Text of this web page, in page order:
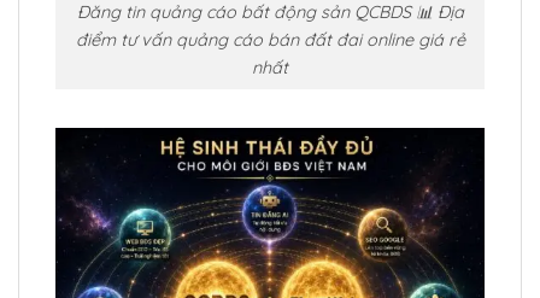
Đăng tin quảng cáo bất động sản QCBDS 📊 Địa
điểm tư vấn quảng cáo bán đất đai online giá rẻ
nhất